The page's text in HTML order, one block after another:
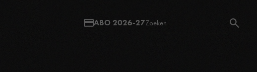
ABO 2026-27